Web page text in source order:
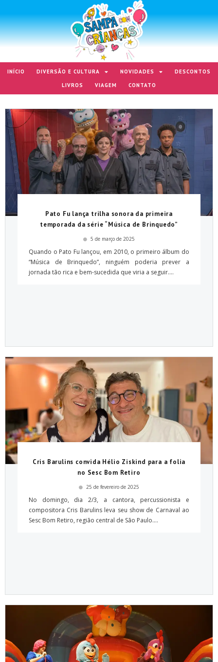
INÍCIO DIVERSÃO E CULTURA NOVIDADES
DESCONTOS
LIVROS
VIAGEM CONTATO
Pato Fu lança trilha sonora da primeira
temporada da série “Música de Brinquedo”
5 de março de 2025
Quando o Pato Fu lançou, em 2010, o primeiro álbum do
“Música de Brinquedo”, ninguém poderia prever a
jornada tão rica e bem-sucedida que viria a seguir....
Cris Barulins convida Hélio Ziskind para a folia
no Sesc Bom Retiro
25 de fevereiro de 2025
No domingo, dia 2/3, a cantora, percussionista e
compositora Cris Barulins leva seu show de Carnaval ao
Sesc Bom Retiro, região central de São Paulo....